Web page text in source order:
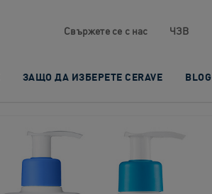
Свържете се с нас ЧЗВ
ЗАЩО ДА ИЗБЕРЕТЕ CERAVE BLOG